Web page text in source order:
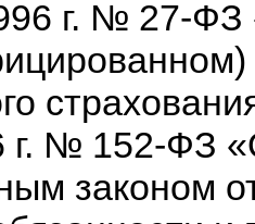
г. № 27-
г. № 152-ФЗ
законом